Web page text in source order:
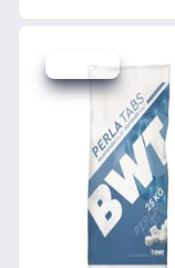
Spar 4 kr.